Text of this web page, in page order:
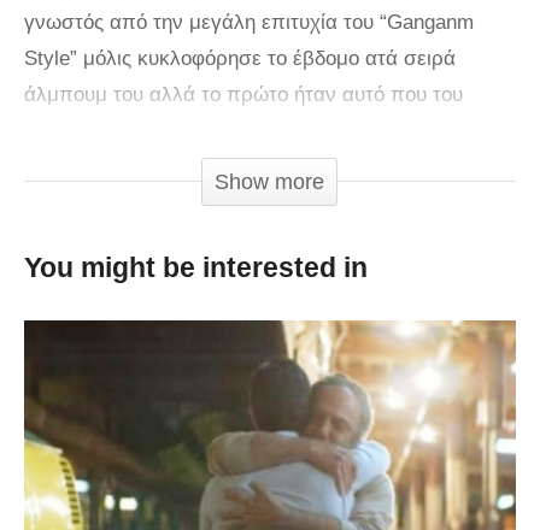
γνωστός από την μεγάλη επιτυχία του “Ganganm
Style” μόλις κυκλοφόρησε το έβδομο ατά σειρά
άλμπουμ του αλλά το πρώτο ήταν αυτό που του
του στο iTunes. Το νέο του τραγούδι ονομάζεται
“Daddy” και προσπαθεί να μας δείξει τον διάδοχο του
Show more
You might be interested in